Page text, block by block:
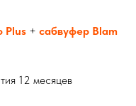
Plus + сабвуфер Blam
12 месяцев